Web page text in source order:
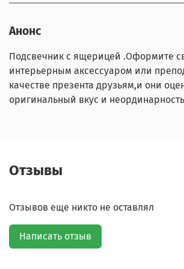
Анонс
Подсвечник с ящерицей .Оформите
интерьерным аксессуаром или
качестве презента друзьям,и они
оригинальный вкус и
Отзывы
Отзывов еще никто не оставлял
Написать отзыв